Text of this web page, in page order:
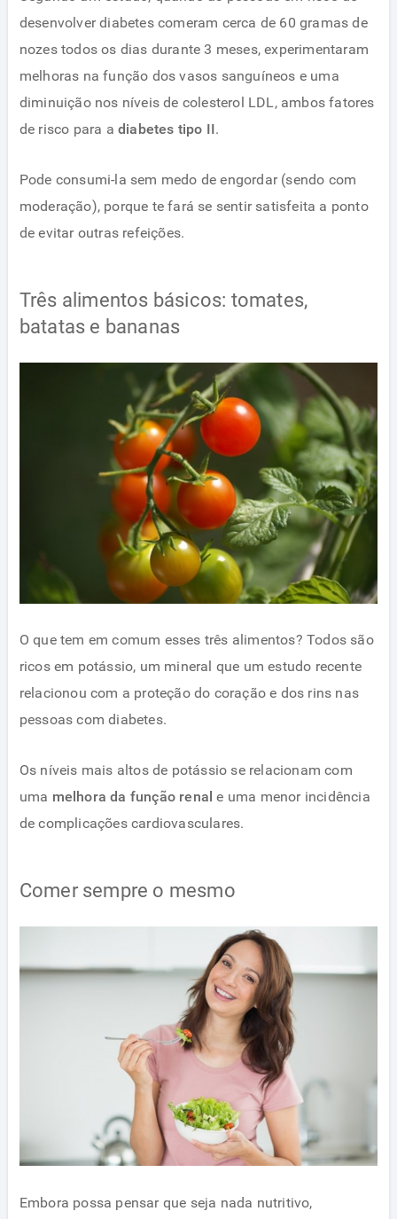
desenvolver diabetes comeram cerca de 60 gramas de
nozes todos os dias durante 3 meses, experimentaram
melhoras na função dos vasos sanguíneos e uma
diminuição nos níveis de colesterol LDL, ambos fatores
de risco para a diabetes tipo II.
Pode consumi-la sem medo de engordar (sendo com
moderação), porque te fará se sentir satisfeita a ponto
de evitar outras refeições.
Três alimentos básicos: tomates,
batatas e bananas
O que tem em comum esses três alimentos? Todos são
ricos em potássio, um mineral que um estudo recente
relacionou com a proteção do coração e dos rins nas
pessoas com diabetes.
Os níveis mais altos de potássio se relacionam com
uma melhora da função renal e uma menor incidência
de complicações cardiovasculares.
Comer sempre o mesmo
Embora possa pensar que seja nada nutritivo,